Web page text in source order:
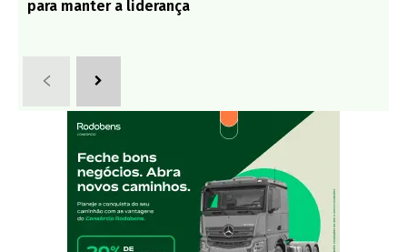
para manter a liderança